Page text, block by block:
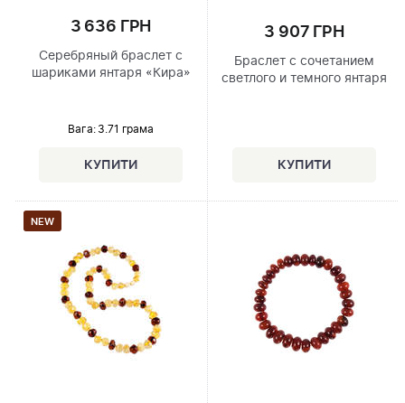
3 636 ГРН
Серебряный браслет с
шариками янтаря «Кира»
Вага: 3.71 грама
3 907 ГРН
Браслет с сочетанием
светлого и темного янтаря
NEW